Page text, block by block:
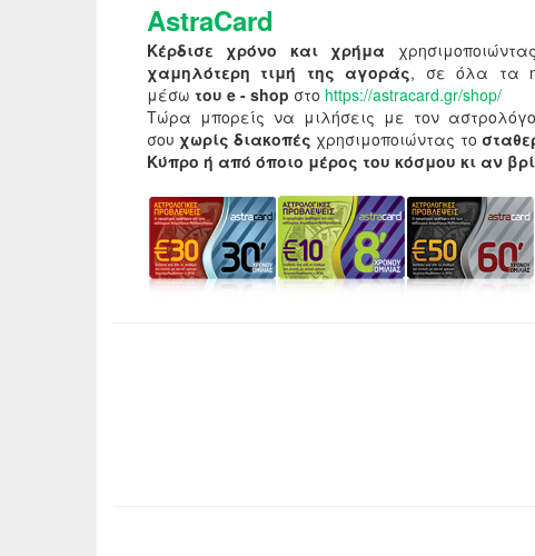
AstraCard
Κέρδισε χρόνο και χρήμα
χαμηλότερη τιμή της αγοράς, σε όλα τα
μέσω του e - shop στο https://astracard.gr/shop/
Τώρα μπορείς να μιλήσεις με τον
σου χωρίς διακοπές χρησιμοποιώντας το
Κύπρο ή από όποιο μέρος του κόσμου κι αν